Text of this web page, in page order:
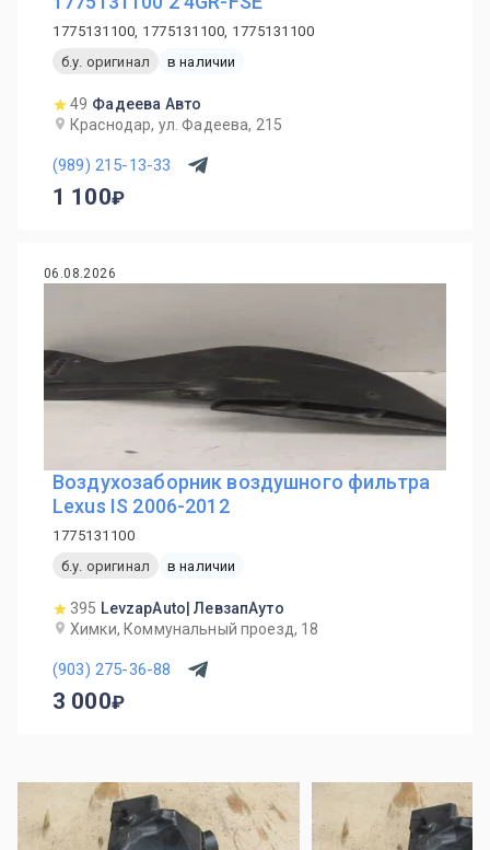
1775131100, 1775131100, 1775131100
б.у. оригинал
в наличии
49 Фадеева Авто
Краснодар, ул. Фадеева, 215
(989) 215-13-33
1 100
06.08.2026
Воздухозаборник воздушного фильтра
Lexus IS 2006-2012
1775131100
б.у. оригинал
в наличии
395 LevzapAuto| ЛевзапАуто
Химки, Коммунальный проезд, 18
(903) 275-36-88
3 000